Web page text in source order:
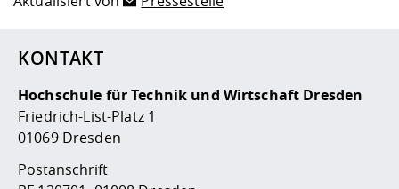
KONTAKT
Hochschule für Technik und Wirtschaft Dresden
Friedrich-List-Platz 1
01069 Dresden
Postanschrift